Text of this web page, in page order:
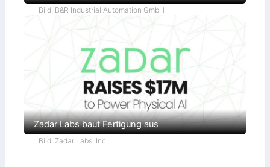
Bild: B&R Industrial Automation GmbH
Zadar Labs baut Fertigung aus
Bild: Zadar Labs, Inc.